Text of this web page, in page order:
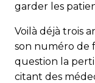
garder les
Voilà déjà trois
son numéro de
question la
citant des